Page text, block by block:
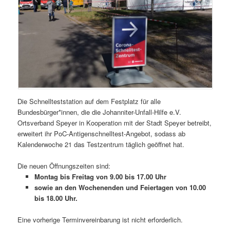
Die Schnellteststation auf dem Festplatz für alle
Bundesbürger*innen, die die Johanniter-Unfall-Hilfe e.V.
Ortsverband Speyer in Kooperation mit der Stadt Speyer betreibt,
erweitert ihr PoC-Antigenschnelltest-Angebot, sodass ab
Kalenderwoche 21 das Testzentrum täglich geöffnet hat.
Die neuen Öffnungszeiten sind:
Montag bis Freitag von 9.00 bis 17.00 Uhr
sowie an den Wochenenden und Feiertagen von 10.00
bis 18.00 Uhr.
Eine vorherige Terminvereinbarung ist nicht erforderlich.